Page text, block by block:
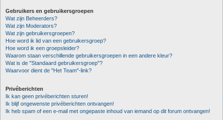
Gebruikers en gebruikersgroepen
Wat zijn Beheerders?
Wat zijn Moderators?
Wat zijn gebruikersgroepen?
Hoe word ik lid van een gebruikersgroep?
Hoe word ik een groepsleider?
Waarom staan verschillende gebruikersgroepen in een andere kleur?
Wat is de "Standaard gebruikersgroep"?
Waarvoor dient de "Het Team"-link?
Privéberichten
Ik kan geen privéberichten sturen!
Ik blijf ongewenste privéberichten ontvangen!
Ik heb spam of een e-mail met ongepaste inhoud van iemand op dit forum ontvangen!